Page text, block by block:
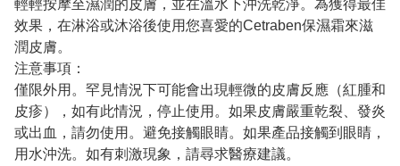
輕輕按摩至濕潤的皮膚，並在溫水下沖洗乾淨。為獲得最佳
效果，在淋浴或沐浴後使用您喜愛的Cetraben保濕霜來滋
潤皮膚。
注意事項：
僅限外用。罕見情況下可能會出現輕微的皮膚反應（紅腫和
皮疹），如有此情況，停止使用。如果皮膚嚴重乾裂、發炎
或出血，請勿使用。避免接觸眼睛。如果產品接觸到眼睛，
用水沖洗。如有刺激現象，請尋求醫療建議。